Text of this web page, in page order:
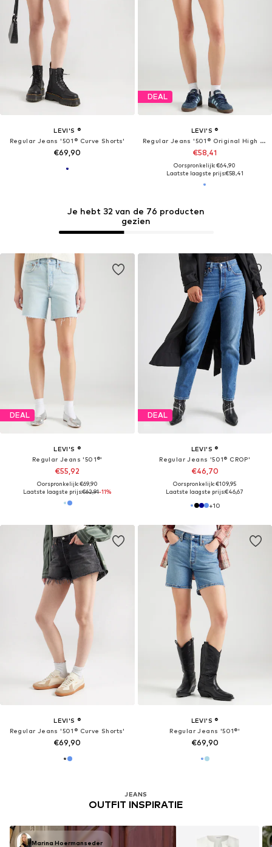
LEVI'S ®
Regular Jeans '501® Curve Shorts'
€69,90
DEAL
LEVI'S ®
Regular Jeans '501® Original High Rise Shorts'
€58,41
Oorspronkelijk: €64,90
Laatste laagste prijs:€58,41
DEAL
LEVI'S ®
Regular Jeans '501®'
€55,92
Oorspronkelijk: €69,90
Laatste laagste prijs:€62,91-11%
DEAL
LEVI'S ®
Regular Jeans '501® CROP'
€46,70
Oorspronkelijk: €109,95
Laatste laagste prijs:€46,67
+10
Je hebt 32 van de 76 producten
gezien
LEVI'S ®
Regular Jeans '501® Curve Shorts'
€69,90
LEVI'S ®
Regular Jeans '501®'
€69,90
JEANS
OUTFIT INSPIRATIE
Marina Hoermanseder